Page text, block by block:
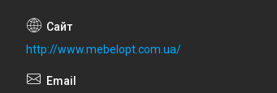
http://www.mebelopt.com.ua/